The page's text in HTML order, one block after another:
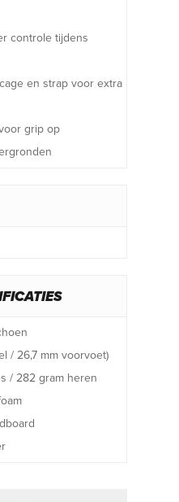
controle tijdens
en strap voor extra
grip op
/ 26,7 mm voorvoet)
/ 282 gram heren